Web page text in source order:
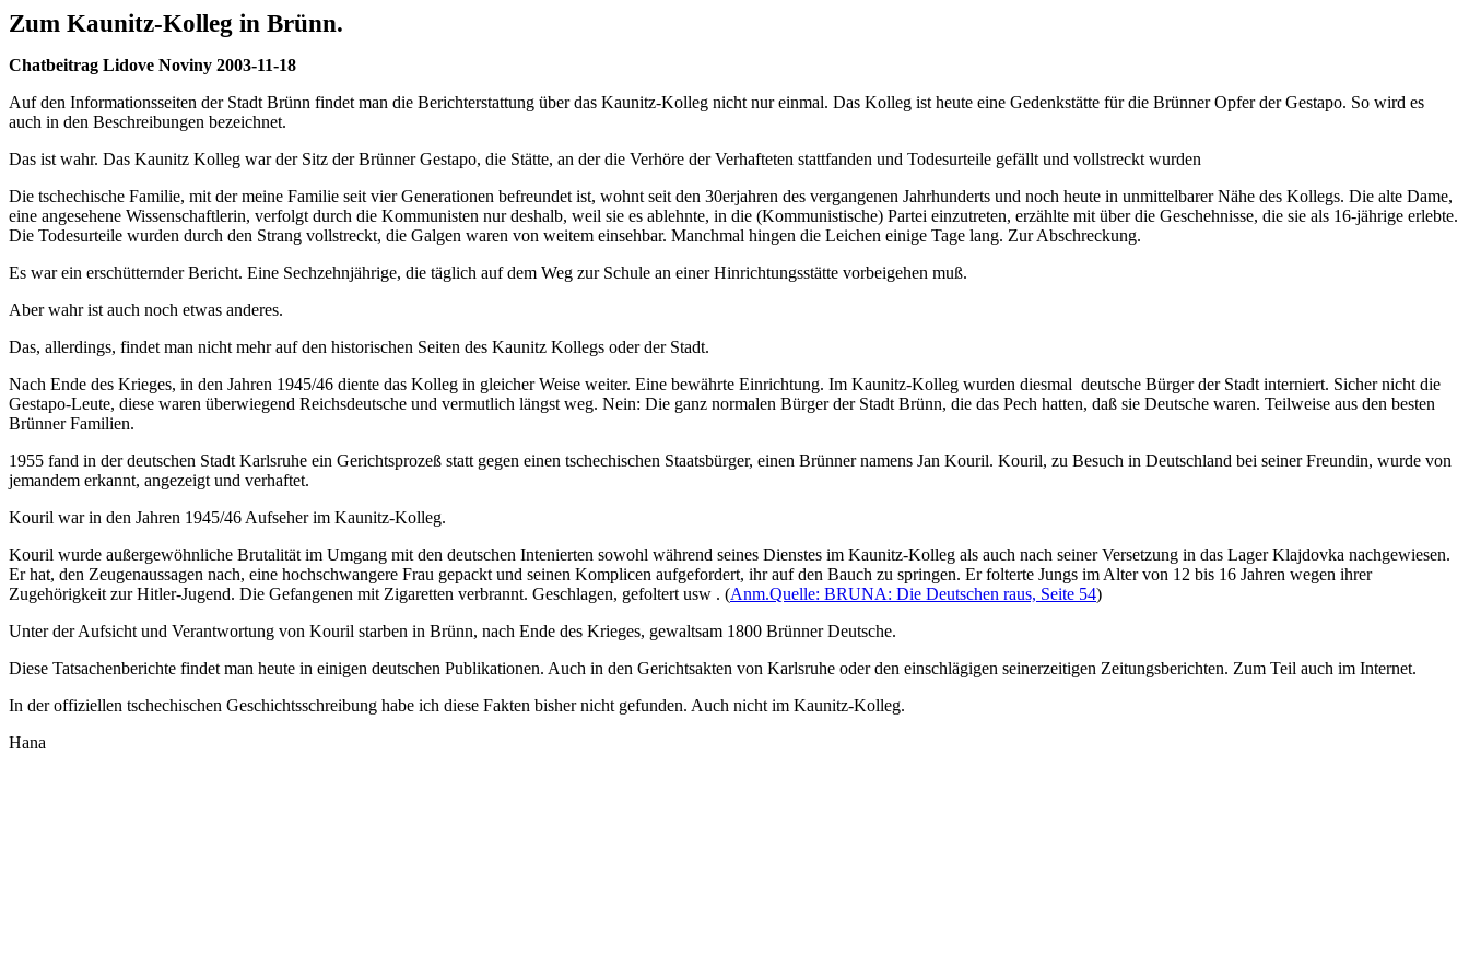
Zum Kaunitz-Kolleg in Brünn.
Chatbeitrag Lidove Noviny 2003-11-18
Auf den Informationsseiten der Stadt Brünn findet man die Berichterstattung über das Kaunitz-Kolleg nicht nur einmal. Das Kolleg ist heute eine Gedenkstätte für die Brünner Opfer der Gestapo. So wird es
auch in den Beschreibungen bezeichnet.
Das ist wahr. Das Kaunitz Kolleg war der Sitz der Brünner Gestapo, die Stätte, an der die Verhöre der Verhafteten stattfanden und Todesurteile gefällt und vollstreckt wurden
Die tschechische Familie, mit der meine Familie seit vier Generationen befreundet ist, wohnt seit den 30erjahren des vergangenen Jahrhunderts und noch heute in unmittelbarer Nähe des Kollegs. Die alte Dame,
eine angesehene Wissenschaftlerin, verfolgt durch die Kommunisten nur deshalb, weil sie es ablehnte, in die (Kommunistische) Partei einzutreten, erzählte mit über die Geschehnisse, die sie als 16-jährige erlebte.
Die Todesurteile wurden durch den Strang vollstreckt, die Galgen waren von weitem einsehbar. Manchmal hingen die Leichen einige Tage lang. Zur Abschreckung.
Es war ein erschütternder Bericht. Eine Sechzehnjährige, die täglich auf dem Weg zur Schule an einer Hinrichtungsstätte vorbeigehen muß.
Aber wahr ist auch noch etwas anderes.
Das, allerdings, findet man nicht mehr auf den historischen Seiten des Kaunitz Kollegs oder der Stadt.
Nach Ende des Krieges, in den Jahren 1945/46 diente das Kolleg in gleicher Weise weiter. Eine bewährte Einrichtung. Im Kaunitz-Kolleg wurden diesmal deutsche Bürger der Stadt interniert. Sicher nicht die
Gestapo-Leute, diese waren überwiegend Reichsdeutsche und vermutlich längst weg. Nein: Die ganz normalen Bürger der Stadt Brünn, die das Pech hatten, daß sie Deutsche waren. Teilweise aus den besten
Brünner Familien.
1955 fand in der deutschen Stadt Karlsruhe ein Gerichtsprozeß statt gegen einen tschechischen Staatsbürger, einen Brünner namens Jan Kouril. Kouril, zu Besuch in Deutschland bei seiner Freundin, wurde von
jemandem erkannt, angezeigt und verhaftet.
Kouril war in den Jahren 1945/46 Aufseher im Kaunitz-Kolleg.
Kouril wurde außergewöhnliche Brutalität im Umgang mit den deutschen Intenierten sowohl während seines Dienstes im Kaunitz-Kolleg als auch nach seiner Versetzung in das Lager Klajdovka nachgewiesen.
Er hat, den Zeugenaussagen nach, eine hochschwangere Frau gepackt und seinen Komplicen aufgefordert, ihr auf den Bauch zu springen. Er folterte Jungs im Alter von 12 bis 16 Jahren wegen ihrer
Zugehörigkeit zur Hitler-Jugend. Die Gefangenen mit Zigaretten verbrannt. Geschlagen, gefoltert usw . (Anm.Quelle: BRUNA: Die Deutschen raus, Seite 54)
Unter der Aufsicht und Verantwortung von Kouril starben in Brünn, nach Ende des Krieges, gewaltsam 1800 Brünner Deutsche.
Diese Tatsachenberichte findet man heute in einigen deutschen Publikationen. Auch in den Gerichtsakten von Karlsruhe oder den einschlägigen seinerzeitigen Zeitungsberichten. Zum Teil auch im Internet.
In der offiziellen tschechischen Geschichtsschreibung habe ich diese Fakten bisher nicht gefunden. Auch nicht im Kaunitz-Kolleg.
Hana